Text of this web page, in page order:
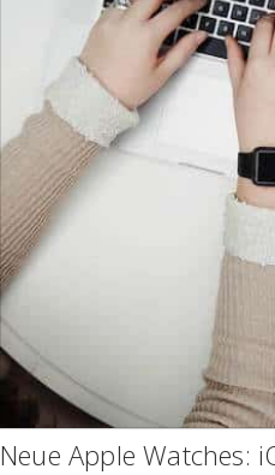
Neue Apple Watches: